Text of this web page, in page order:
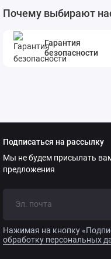
Почему выбирают
Гарантия
безопасности
Подписаться на рассылку
Мы не будем присылать
предложения
Нажимая на кнопку
обработку персональных